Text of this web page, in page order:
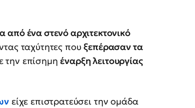
από ένα στενό αρχιτεκτονικό
ταχύτητες πουξεπέρασαν τα
την επίσημηέναρξη λειτουργίας
είχε επιστρατεύσει την ομάδα